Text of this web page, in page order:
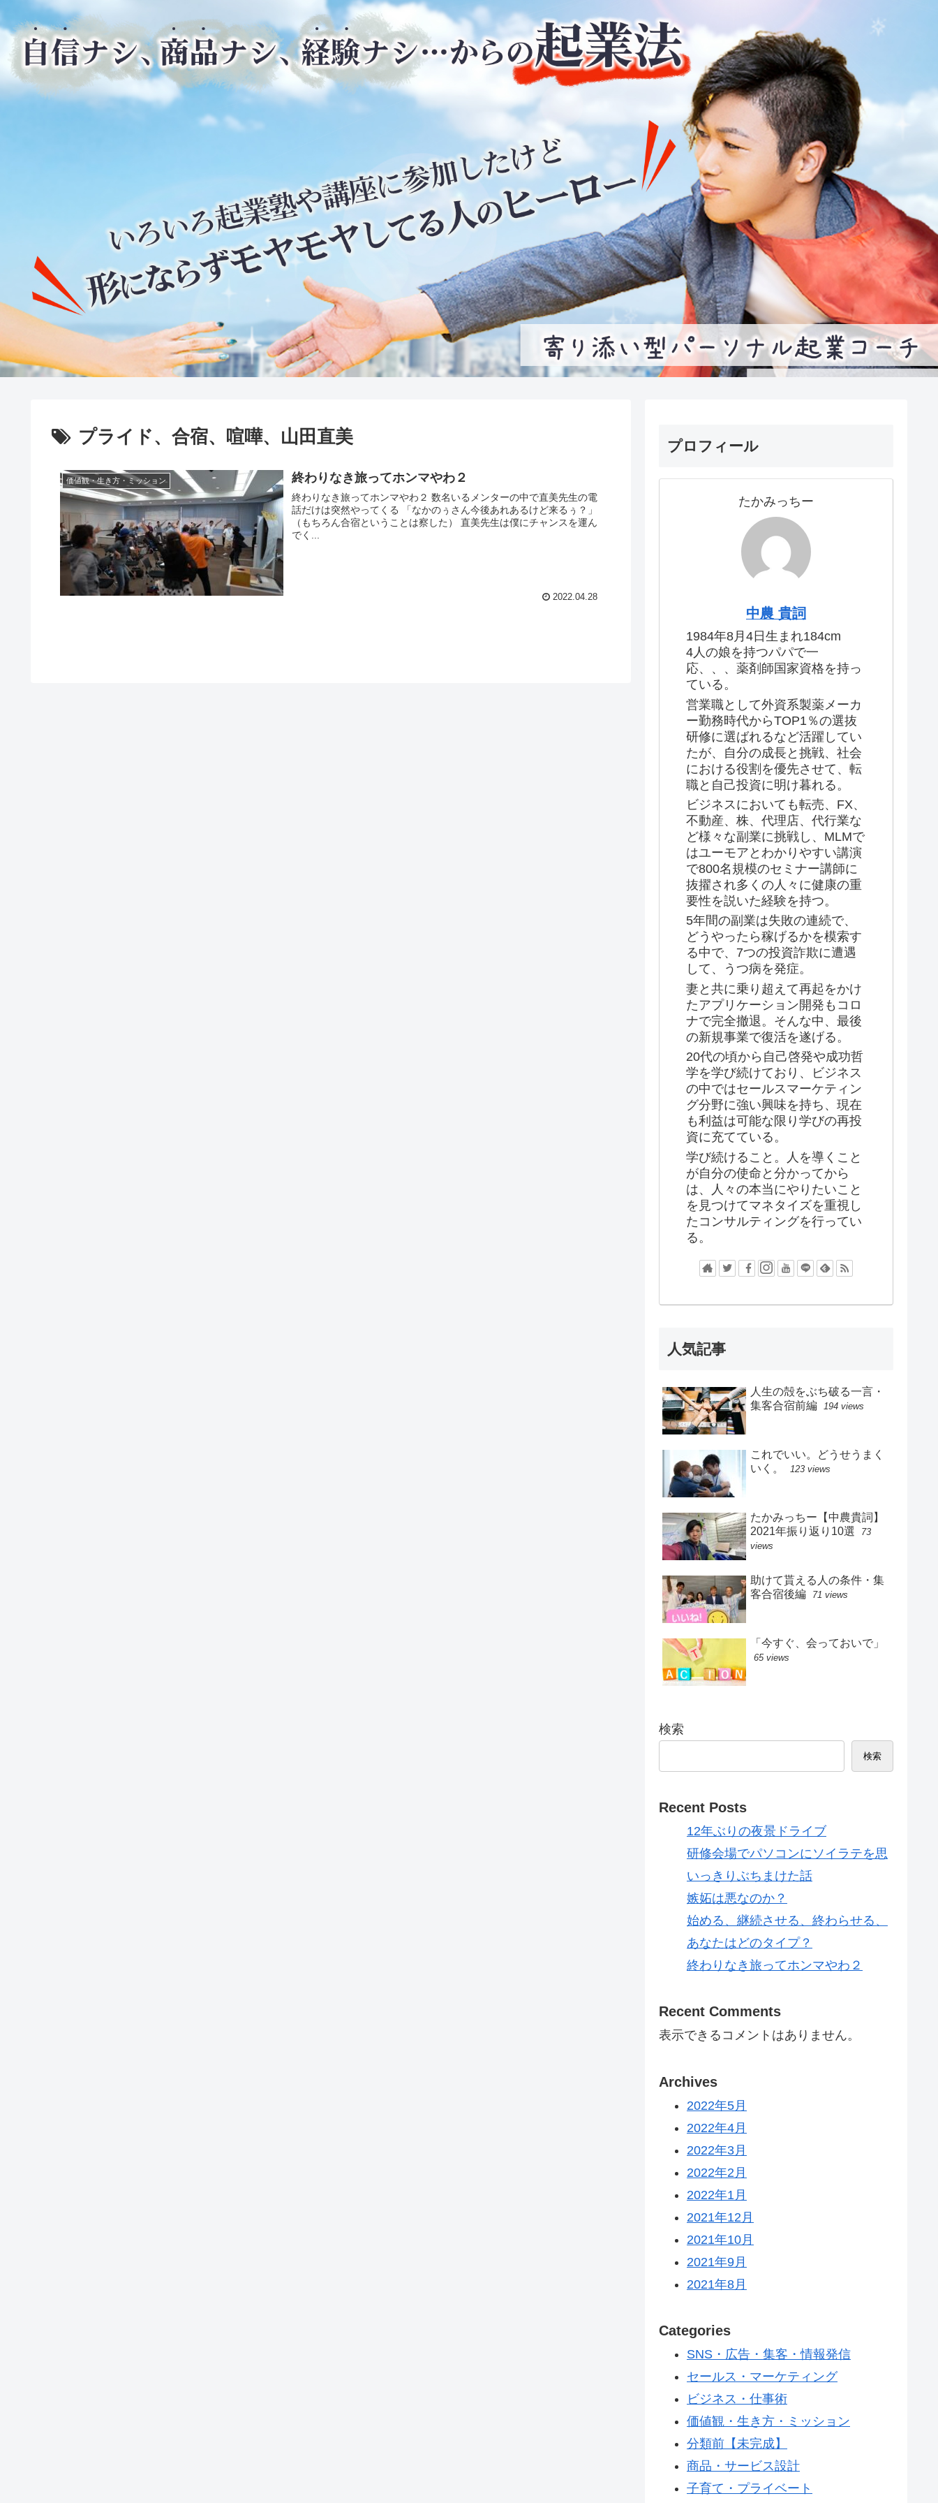
プライド、合宿、喧嘩、山田直美
価値観・生き方・ミッション 終わりなき旅ってホンマやわ２
終わりなき旅ってホンマやわ２ 数名いるメンターの中で直美先生の電
話だけは突然やってくる 「なかのぅさん今後あれあるけど来るぅ？」
（もちろん合宿ということは察した） 直美先生は僕にチャンスを運ん
でく...
2022.04.28
プロフィール
たかみっちー
中農 貴詞
1984年8月4日生まれ184cm
4人の娘を持つパパで一
応、、、薬剤師国家資格を持っ
ている。
営業職として外資系製薬メーカ
ー勤務時代からTOP1％の選抜
研修に選ばれるなど活躍してい
たが、自分の成長と挑戦、社会
における役割を優先させて、転
職と自己投資に明け暮れる。
ビジネスにおいても転売、FX、
不動産、株、代理店、代行業な
ど様々な副業に挑戦し、MLMで
はユーモアとわかりやすい講演
で800名規模のセミナー講師に
抜擢され多くの人々に健康の重
要性を説いた経験を持つ。
5年間の副業は失敗の連続で、
どうやったら稼げるかを模索す
る中で、7つの投資詐欺に遭遇
して、うつ病を発症。
妻と共に乗り超えて再起をかけ
たアプリケーション開発もコロ
ナで完全撤退。そんな中、最後
の新規事業で復活を遂げる。
20代の頃から自己啓発や成功哲
学を学び続けており、ビジネス
の中ではセールスマーケティン
グ分野に強い興味を持ち、現在
も利益は可能な限り学びの再投
資に充てている。
学び続けること。人を導くこと
が自分の使命と分かってから
は、人々の本当にやりたいこと
を見つけてマネタイズを重視し
たコンサルティングを行ってい
る。
人気記事
人生の殻をぶち破る一言・
集客合宿前編 194 views
これでいい。どうせうまく
いく。
123 views
たかみっちー【中農貴詞】
2021年振り返り10選
73
views
助けて貰える人の条件・集
客合宿後編
71 views
「今すぐ、会っておいで」
65 views
検索
検索
Recent Posts
12年ぶりの夜景ドライブ
研修会場でパソコンにソイラテを思
いっきりぶちまけた話
嫉妬は悪なのか？
始める、継続させる、終わらせる、
あなたはどのタイプ？
終わりなき旅ってホンマやわ２
Recent Comments
表示できるコメントはありません。
Archives
2022年5月
2022年4月
2022年3月
2022年2月
2022年1月
2021年12月
2021年10月
2021年9月
2021年8月
Categories
SNS・広告・集客・情報発信
セールス・マーケティング
ビジネス・仕事術
価値観・生き方・ミッション
分類前【未完成】
商品・サービス設計
子育て・プライベート